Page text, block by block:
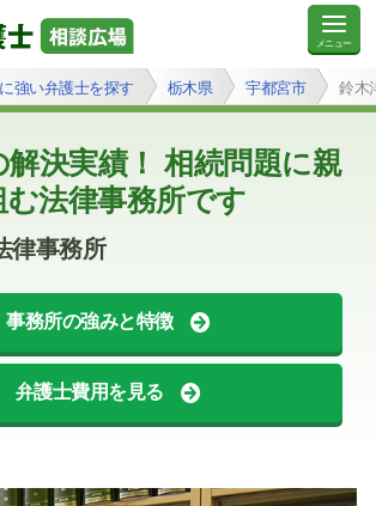
強い弁護士を探す 栃木県 宇都宮市 鈴木
決実績！ 相続問題に親
法律事務所です
律事務所
事務所の強みと特徴
弁護士費用を見る